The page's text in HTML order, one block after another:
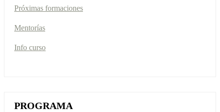
Próximas formaciones
Mentorías
Info curso
PROGRAMA